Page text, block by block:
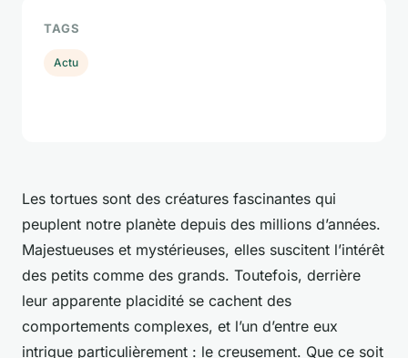
Les tortues sont des créatures fascinantes qui
peuplent notre planète depuis des millions d’années.
Majestueuses et mystérieuses, elles suscitent l’intérêt
des petits comme des grands. Toutefois, derrière
leur apparente placidité se cachent des
comportements complexes, et l’un d’entre eux
intrigue particulièrement : le creusement. Que ce soit
TAGS
Actu